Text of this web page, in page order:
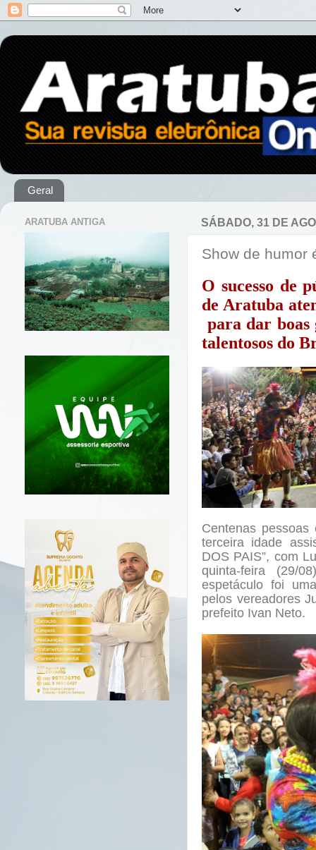
Geral
SÁBADO, 31 DE
Show de humor
O sucesso de
de Aratuba
para dar boas
talentosos do
Centenas
terceira idade
DOS PAIS”, com
quinta-feira (29/
espetáculo foi
pelos vereadores
prefeito Ivan Neto.
ARATUBA ANTIGA